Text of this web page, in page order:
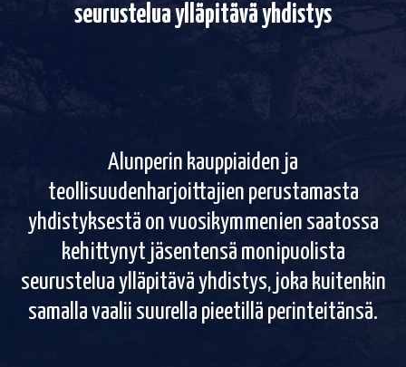
seurustelua ylläpitävä yhdistys
Alunperin kauppiaiden ja
teollisuudenharjoittajien perustamasta
yhdistyksestä on vuosikymmenien saatossa
kehittynyt jäsentensä monipuolista
seurustelua ylläpitävä yhdistys, joka kuitenkin
samalla vaalii suurella pieetillä perinteitänsä.